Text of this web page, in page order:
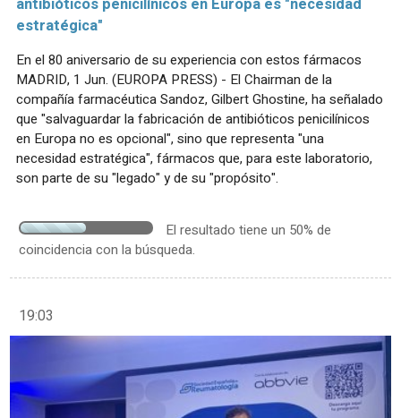
estratégica"
En el 80 aniversario de su experiencia con estos fármacos
MADRID, 1 Jun. (EUROPA PRESS) - El Chairman de la
compañía farmacéutica Sandoz, Gilbert Ghostine, ha señalado
que "salvaguardar la fabricación de antibióticos penicilínicos
en Europa no es opcional", sino que representa "una
necesidad estratégica", fármacos que, para este laboratorio,
son parte de su "legado" y de su "propósito".
El resultado tiene un 50% de
coincidencia con la búsqueda.
19:03